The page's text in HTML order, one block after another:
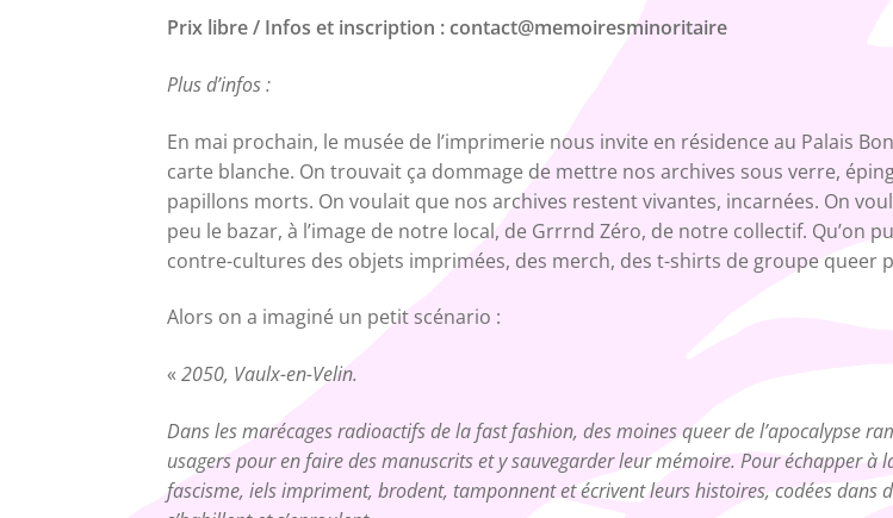
Prix libre / Infos et inscription : contact@memoiresminoritaire
Plus d’infos :
En mai prochain, le musée de l’imprimerie nous invite en résidence au Palais
carte blanche. On trouvait ça dommage de mettre nos archives sous verre,
papillons morts. On voulait que nos archives restent vivantes, incarnées. On
peu le bazar, à l’image de notre local, de Grrrnd Zéro, de notre collectif. Qu’on
contre-cultures des objets imprimées, des merch, des t-shirts de groupe queer
Alors on a imaginé un petit scénario :
«2050, Vaulx-en-Velin.
Dans les marécages radioactifs de la fast fashion, des moines queer de l’apocalypse
usagers pour en faire des manuscrits et y sauvegarder leur mémoire. Pour échapper à
fascisme, iels impriment, brodent, tamponnent et écrivent leurs histoires, codées dans